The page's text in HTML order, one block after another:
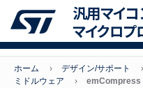
汎用マイ
マイクロプ
ホーム デザイン/サポート
ミドルウェア
emCompress